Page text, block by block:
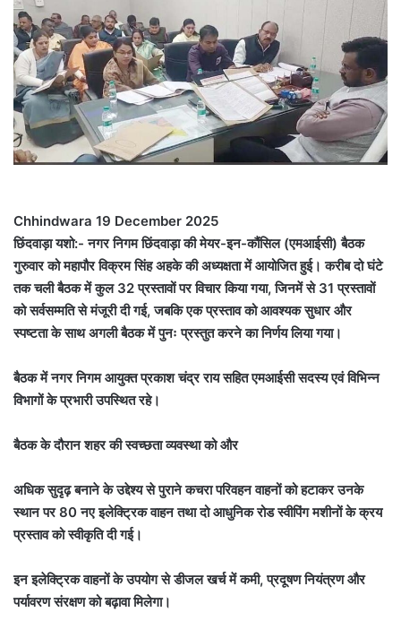
Chhindwara 19 December 2025
छिंदवाड़ा यशो:- नगर निगम छिंदवाड़ा की मेयर-इन-कौंसिल (एमआईसी) बैठक
गुरुवार को महापौर विक्रम सिंह अहके की अध्यक्षता में आयोजित हुई। करीब दो घंटे
तक चली बैठक में कुल 32 प्रस्तावों पर विचार किया गया, जिनमें से 31 प्रस्तावों
को सर्वसम्मति से मंजूरी दी गई, जबकि एक प्रस्ताव को आवश्यक सुधार और
स्पष्टता के साथ अगली बैठक में पुनः प्रस्तुत करने का निर्णय लिया गया।
बैठक में नगर निगम आयुक्त प्रकाश चंद्र राय सहित एमआईसी सदस्य एवं विभिन्न
विभागों के प्रभारी उपस्थित रहे।
बैठक के दौरान शहर की स्वच्छता व्यवस्था को और
अधिक सुदृढ़ बनाने के उद्देश्य से पुराने कचरा परिवहन वाहनों को हटाकर उनके
स्थान पर 80 नए इलेक्ट्रिक वाहन तथा दो आधुनिक रोड स्वीपिंग मशीनों के क्रय
प्रस्ताव को स्वीकृति दी गई।
इन इलेक्ट्रिक वाहनों के उपयोग से डीजल खर्च में कमी, प्रदूषण नियंत्रण और
पर्यावरण संरक्षण को बढ़ावा मिलेगा।